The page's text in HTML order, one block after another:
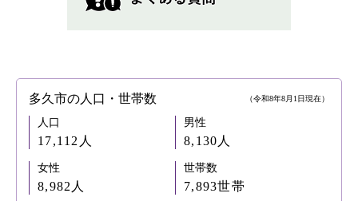
多久市の人口・世帯数 （令和8年8月1日現在）
人口
17,112人
男性
8,130人
女性
8,982人
世帯数
7,893世帯